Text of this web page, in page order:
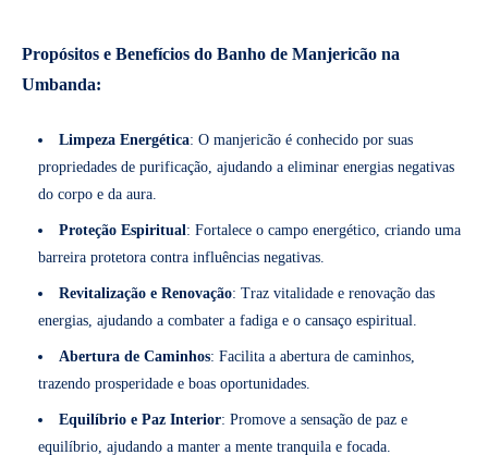
Propósitos e Benefícios do Banho de Manjericão na
Umbanda:
Limpeza Energética: O manjericão é conhecido por suas
propriedades de purificação, ajudando a eliminar energias negativas
do corpo e da aura.
Proteção Espiritual : Fortalece o campo energético, criando uma
barreira protetora contra influências negativas.
Revitalização e Renovação: Traz vitalidade e renovação das
energias, ajudando a combater a fadiga e o cansaço espiritual.
Abertura de Caminhos: Facilita a abertura de caminhos,
trazendo prosperidade e boas oportunidades.
Equilíbrio e Paz Interior: Promove a sensação de paz e
equilíbrio, ajudando a manter a mente tranquila e focada.